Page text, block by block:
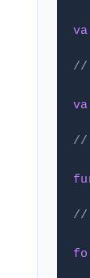
//
//
//